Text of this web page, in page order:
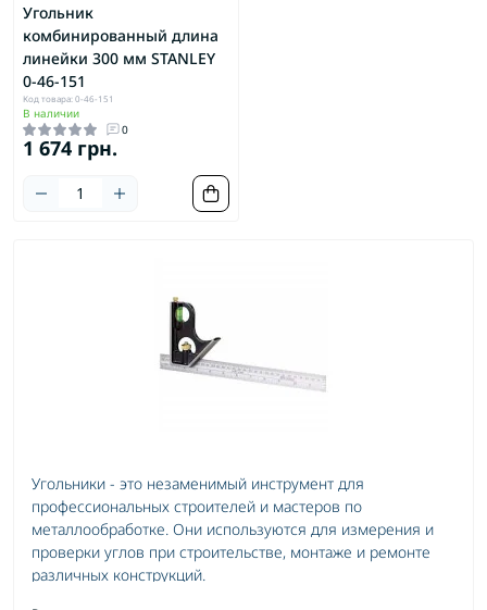
Угольник
комбинированный длина
линейки 300 мм STANLEY
0-46-151
Код товара: 0-46-151
В наличии
0
1 674 грн.
Угольники - это незаменимый инструмент для
профессиональных строителей и мастеров по
металлообработке. Они используются для измерения и
проверки углов при строительстве, монтаже и ремонте
различных конструкций.